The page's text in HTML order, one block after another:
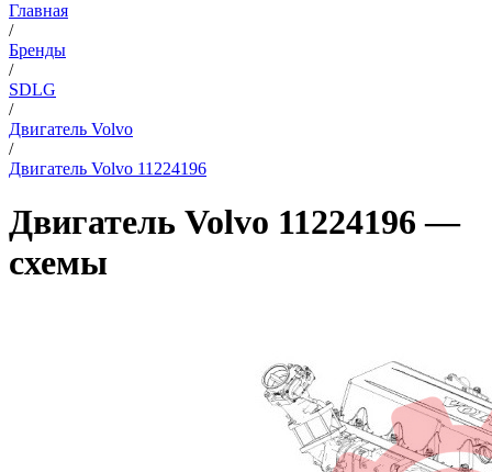
Главная
/
Бренды
/
SDLG
/
Двигатель Volvo
/
Двигатель Volvo 11224196
Двигатель Volvo 11224196 —
схемы